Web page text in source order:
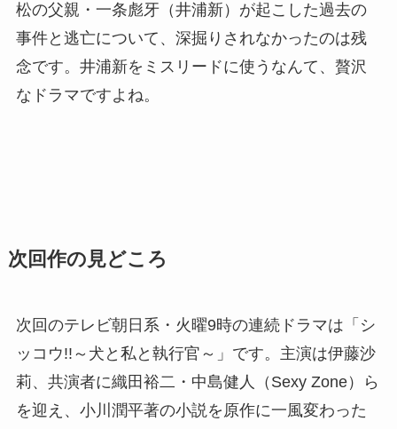
松の父親・一条彪牙（井浦新）が起こした過去の
事件と逃亡について、深掘りされなかったのは残
念です。井浦新をミスリードに使うなんて、贅沢
なドラマですよね。
次回作の見どころ
次回のテレビ朝日系・火曜9時の連続ドラマは「シ
ッコウ!!～犬と私と執行官～」です。主演は伊藤沙
莉、共演者に織田裕二・中島健人（Sexy Zone）ら
を迎え、小川潤平著の小説を原作に一風変わった